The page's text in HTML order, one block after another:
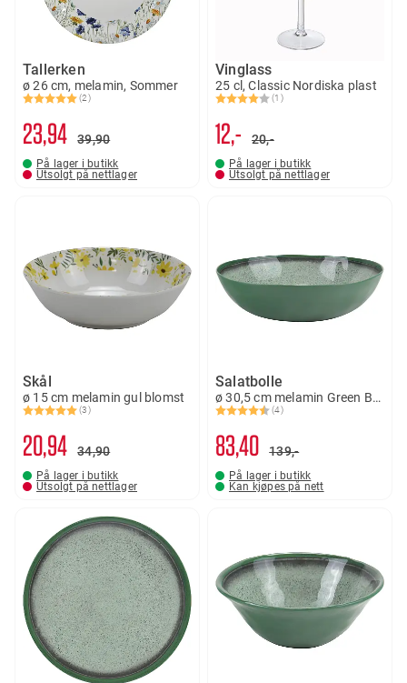
Tallerken
ø 26 cm, melamin, Sommer
Karakter:
(2)
5.0 av 5 mulige
23 94 39 90
På lager i butikk
Utsolgt på nettlager
Vinglass
25 cl, Classic Nordiska plast
Karakter:
(1)
4.0 av 5 mulige
12,- 20,-
På lager i butikk
Utsolgt på nettlager
Skål
ø 15 cm melamin gul blomst
Karakter:
(3)
5.0 av 5 mulige
2094 34 90
På lager i butikk
Utsolgt på nettlager
Salatbolle
ø 30,5 cm melamin Green Bean
Karakter:
(4)
4.8 av 5 mulige
8340 139,-
På lager i butikk
Kan kjøpes på nett